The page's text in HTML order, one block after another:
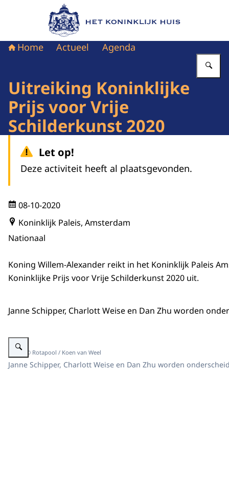
Naar de homepage van Het Koninklijk Huis
Home Actueel Agenda
Uitreiking Koninklijke
Prijs voor Vrije
Schilderkunst 2020
Let op!
Deze activiteit heeft al plaatsgevonden.
08-10-2020
Koninklijk Paleis, Amsterdam
Nationaal
Koning Willem-Alexander reikt in het Koninklijk Paleis
Koninklijke Prijs voor Vrije Schilderkunst 2020 uit.
Janne Schipper, Charlott Weise en Dan Zhu worden
Vergroot afbeelding Koning en kunstenaars tijdens prijsuitreiking.
Beeld: © Rotapool / Koen van Weel
Janne Schipper, Charlott Weise en Dan Zhu worden